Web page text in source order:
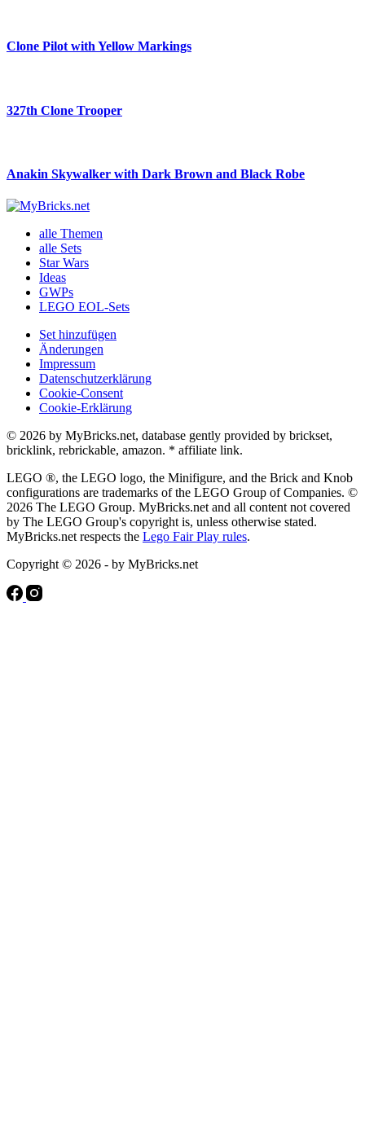
Clone Pilot with Yellow Markings
327th Clone Trooper
Anakin Skywalker with Dark Brown and Black Robe
alle Themen
alle Sets
Star Wars
Ideas
GWPs
LEGO EOL-Sets
Set hinzufügen
Änderungen
Impressum
Datenschutzerklärung
Cookie-Consent
Cookie-Erklärung
© 2026 by MyBricks.net, database gently provided by brickset,
bricklink, rebrickable, amazon. * affiliate link.
LEGO ®, the LEGO logo, the Minifigure, and the Brick and Knob
configurations are trademarks of the LEGO Group of Companies. ©
2026 The LEGO Group. MyBricks.net and all content not covered
by The LEGO Group's copyright is, unless otherwise stated.
MyBricks.net respects the Lego Fair Play rules.
Copyright © 2026 - by MyBricks.net